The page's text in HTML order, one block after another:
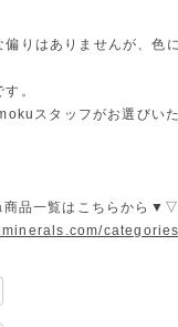
りはありませんが、色
。
スタッフがお選びい
品一覧はこちらから